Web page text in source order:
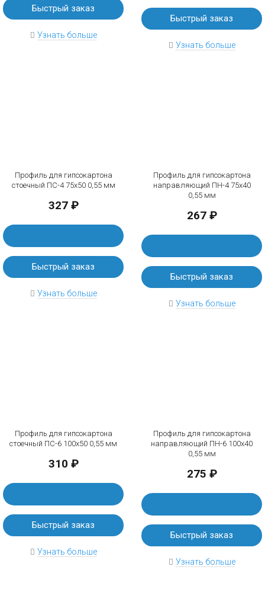
Быстрый заказ
Узнать больше
Быстрый заказ
Узнать больше
Профиль для гипсокартона
стоечный ПС-4 75х50 0,55 мм
327 ₽
Быстрый заказ
Узнать больше
Профиль для гипсокартона
направляющий ПН-4 75х40
0,55 мм
267 ₽
Быстрый заказ
Узнать больше
Профиль для гипсокартона
стоечный ПС-6 100х50 0,55 мм
310 ₽
Быстрый заказ
Узнать больше
Профиль для гипсокартона
направляющий ПН-6 100х40
0,55 мм
275 ₽
Быстрый заказ
Узнать больше